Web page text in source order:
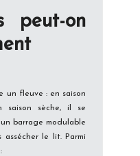
peut-on
un fleuve : en saison
saison sèche, il se
barrage modulable
le lit. Parmi